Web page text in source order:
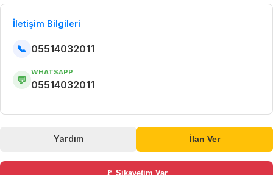
İletişim Bilgileri
📞 05514032011
💬
WHATSAPP
05514032011
Yardım İlan Ver
🚩 Şikayetim Var